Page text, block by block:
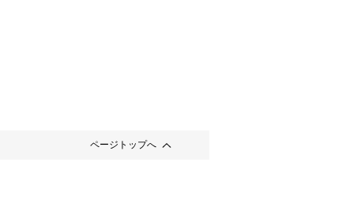
ページトップへ